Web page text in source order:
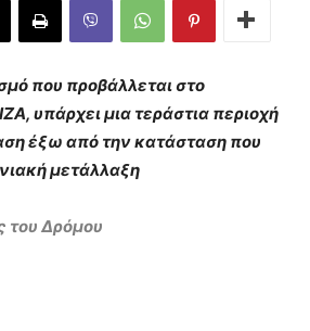
που προβάλλεται στο
υπάρχει μια τεράστια περιοχή
έξω από την κατάσταση που
μετάλλαξη
του Δρόμου